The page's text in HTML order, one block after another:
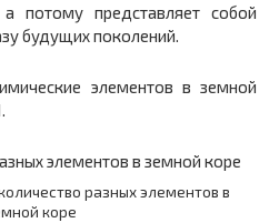
а потому представляет собой
будущих поколений.
элементов в земной
разных элементов в
коре